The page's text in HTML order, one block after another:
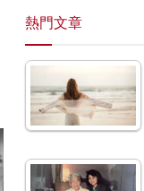
熱門文章